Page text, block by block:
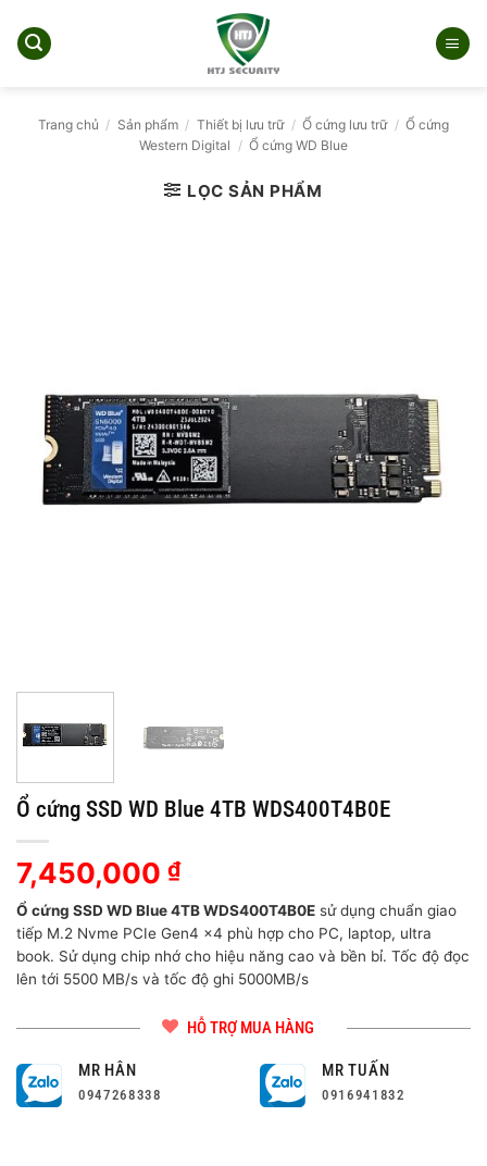
qua
Trang chủ / Sản phẩm / Thiết bị lưu trữ / Ổ cứng lưu trữ / Ổ cứng
Western Digital / Ổ cứng WD Blue
LỌC SẢN PHẨM
Ổ cứng SSD WD Blue 4TB WDS400T4B0E
7,450,000 ₫
Ổ cứng SSD WD Blue 4TB WDS400T4B0E sử dụng chuẩn giao
tiếp M.2 Nvme PCIe Gen4 x4 phù hợp cho PC, laptop, ultra
book. Sử dụng chip nhớ cho hiệu năng cao và bền bỉ. Tốc độ đọc
lên tới 5500 MB/s và tốc độ ghi 5000MB/s
HỖ TRỢ MUA HÀNG
MR HÂN
0947268338
MR TUẤN
0916941832